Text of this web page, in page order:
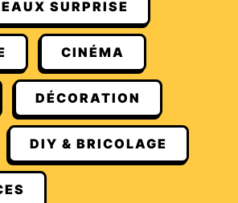
SURPRISE
CINÉMA
DÉCORATION
DIY & BRICOLAGE